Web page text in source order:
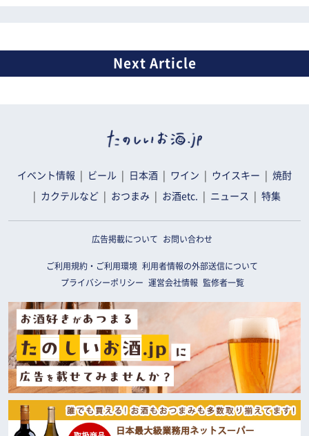
イベント情報 ビール 日本酒 ワイン ウイスキー 焼酎
カクテルなど おつまみ お酒etc. ニュース 特集
広告掲載について お問い合わせ
ご利用規約・ご利用環境 利用者情報の外部送信について
プライバシーポリシー
運営会社情報 監修者一覧